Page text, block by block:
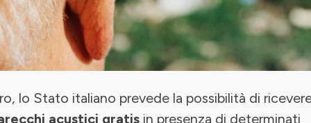
lo Stato italiano prevede la possibilità di
acustici gratis in presenza di determinati